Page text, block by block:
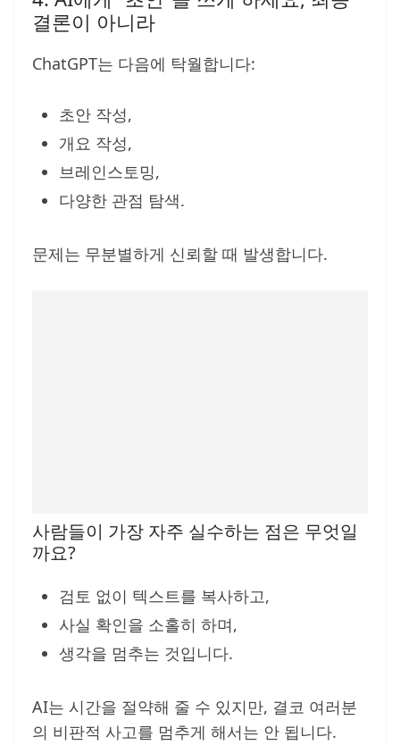
결론이 아니라
ChatGPT는 다음에 탁월합니다:
초안 작성,
개요 작성,
브레인스토밍,
다양한 관점 탐색.
문제는 무분별하게 신뢰할 때 발생합니다.
사람들이 가장 자주 실수하는 점은 무엇일
까요?
검토 없이 텍스트를 복사하고,
사실 확인을 소홀히 하며,
생각을 멈추는 것입니다.
AI는 시간을 절약해 줄 수 있지만, 결코 여러분
의 비판적 사고를 멈추게 해서는 안 됩니다.